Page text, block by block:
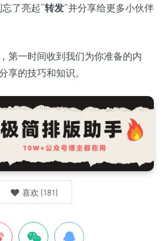
了亮起“转发”并分享给更多小伙伴
第一时间收到我们为你准备的内
享的技巧和知识。
喜欢 (181)